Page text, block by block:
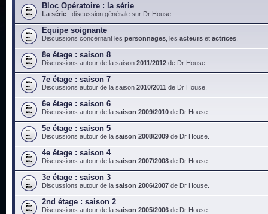
Bloc Opératoire : la série
La série : discussion générale sur Dr House.
Equipe soignante
Discussions concernant les personnages , les acteurs et actrices
8e étage : saison 8
Discussions autour de la saison 2011/2012 de Dr House.
7e étage : saison 7
Discussions autour de la saison 2010/2011 de Dr House.
6e étage : saison 6
Discussions autour de la saison 2009/2010 de Dr House.
5e étage : saison 5
Discussions autour de la saison 2008/2009 de Dr House.
4e étage : saison 4
Discussions autour de la saison 2007/2008 de Dr House.
3e étage : saison 3
Discussions autour de la saison 2006/2007 de Dr House.
2nd étage : saison 2
Discussions autour de la saison 2005/2006 de Dr House.